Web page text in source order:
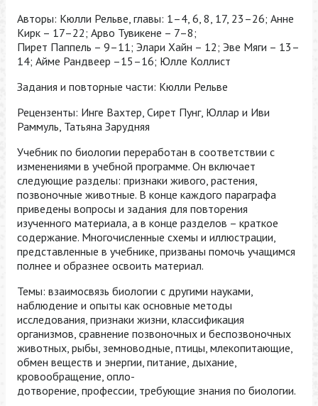
Авторы: Кюлли Рельве, главы: 1–4, 6, 8, 17, 23–26; Анне
Кирк – 17–22; Арво Тувикене – 7–8;
Пирет Паппель – 9–11; Элари Хайн – 12; Эве Мяги – 13–
14; Айме Рандвеер –15–16; Юлле Коллист
Задания и повторные части: Кюлли Рельве
Рецензенты: Инге Вахтер, Сирет Пунг, Юллар и Иви
Раммуль, Татьяна Зарудняя
Учебник по биологии переработан в соответствии с
изменениями в учебной программе. Он включает
следующие разделы: признаки живого, растения,
позвоночные животные. В конце каждого параграфа
приведены вопросы и задания для повторения
изученного материала, а в конце разделов – краткое
содержание. Многочисленные схемы и иллюстрации,
представленные в учебнике, призваны помочь учащимся
полнее и образнее освоить материал.
Темы: взаимосвязь биологии с другими науками,
наблюдение и опыты как основные методы
исследования, признаки жизни, классификация
организмов, сравнение позвоночных и беспозвоночных
животных, рыбы, земноводные, птицы, млекопитающие,
обмен веществ и энергии, питание, дыхание,
кровообращение, опло-
дотворение, профессии, требующие знания по биологии.